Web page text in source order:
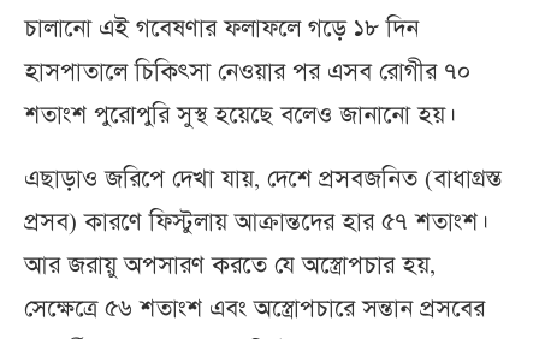
চালানো এই গবেষণার ফলাফলে গড়ে ১৮ দিন
হাসপাতালে চিকিৎসা নেওয়ার পর এসব রোগীর ৭০
শতাংশ পুরোপুরি সুস্থ হয়েছে বলেও জানানো হয়।
এছাড়াও জরিপে দেখা যায়, দেশে প্রসবজনিত (বাধাগ্রস্ত
প্রসব) কারণে ফিস্টুলায় আক্রান্তদের হার ৫৭ শতাংশ।
আর জরায়ু অপসারণ করতে যে অস্ত্রোপচার হয়,
সেক্ষেত্রে ৫৬ শতাংশ এবং অস্ত্রোপচারে সন্তান প্রসবের